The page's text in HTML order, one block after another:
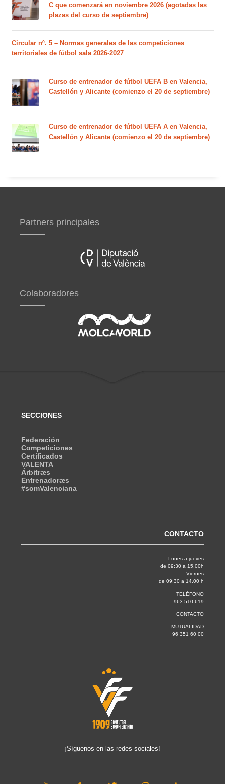
C que comenzará en noviembre 2026 (agotadas las
plazas del curso de septiembre)
Circular nº. 5 – Normas generales de las competiciones
territoriales de fútbol sala 2026-2027
Curso de entrenador de fútbol UEFA B en Valencia,
Castellón y Alicante (comienzo el 20 de septiembre)
Curso de entrenador de fútbol UEFA A en Valencia,
Castellón y Alicante (comienzo el 20 de septiembre)
Partners principales
Colaboradores
SECCIONES
Federación
Competiciones
Certificados
VALENTA
Árbitræs
Entrenadoræs
#somValenciana
CONTACTO
Lunes a jueves
de 09:30 a 15.00h
Viernes
de 09:30 a 14.00 h
TELÉFONO
963 510 619
CONTACTO
MUTUALIDAD
96 351 60 00
¡Síguenos en las redes sociales!